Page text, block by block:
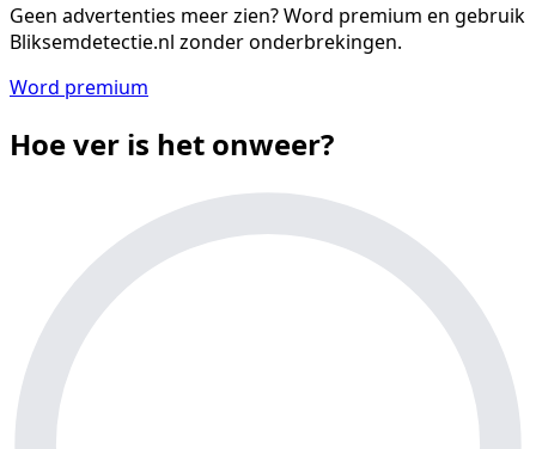
Geen advertenties meer zien?Word premium en gebruik
Bliksemdetectie.nl zonder onderbrekingen.
Word premium
Hoe ver is het onweer?